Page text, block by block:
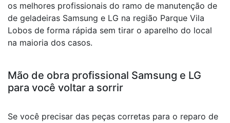
os melhores profissionais do ramo de manutenção de
de geladeiras Samsung e LG na região Parque Vila
Lobos de forma rápida sem tirar o aparelho do local
na maioria dos casos.
Mão de obra profissional Samsung e LG
para você voltar a sorrir
Se você precisar das peças corretas para o reparo de